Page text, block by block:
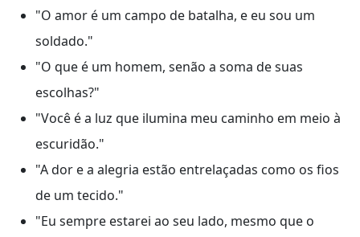
"O amor é um campo de batalha, e eu sou um
soldado."
"O que é um homem, senão a soma de suas
escolhas?"
"Você é a luz que ilumina meu caminho em meio à
escuridão."
"A dor e a alegria estão entrelaçadas como os fios
de um tecido."
"Eu sempre estarei ao seu lado, mesmo que o